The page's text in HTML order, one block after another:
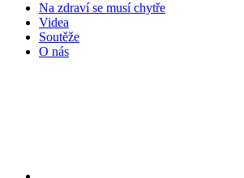
Na zdraví se musí chytře
Videa
Soutěže
O nás